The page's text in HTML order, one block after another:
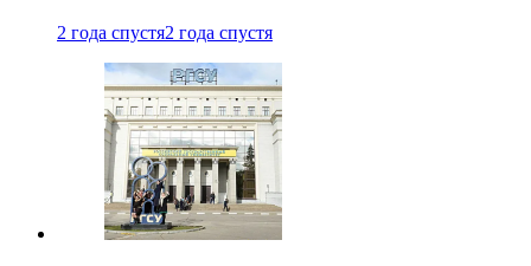
2 года спустя2 года спустя